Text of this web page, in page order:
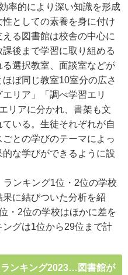
率的により深い知識を形成
としての素養を身に付け
る図書館は校舎の中心に
後まで学習に取り組める
選択教室、面談室などが
ぼ同じ教室10室分の広さ
リア」「調べ学習エリ
リアに分かれ、書架も文
いる。生徒それぞれが自
との学びのテーマによっ
な学びができるように設
ンキング1位・2位の学校
に結びついた分析を紹
・2位の学校はほかに差を
グは1位から29位まで計
ランキング2023…図書館が